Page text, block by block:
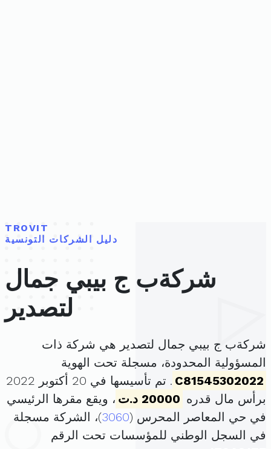
TROVIT
دليل الشركات التونسية
شركةب ج بيبي جمال
لتصدير
شركةب ج بيبي جمال لتصدير هي شركة ذات
المسؤولية المحدودة، مسجلة تحت الهوية
C81545302022
. تم تأسيسها في 20 أكتوبر 2022
برأس مال قدره 20000 د.ت
، ويقع مقرها الرئيسي
في حي المعاصر المحرس (3060)، الشركة مسجلة
في السجل الوطني للمؤسسات تحت الرقم